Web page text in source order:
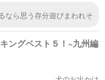
なら思う存分遊びまわれそ
。笑顔になるのが想像でき
ングベスト５！~九州編